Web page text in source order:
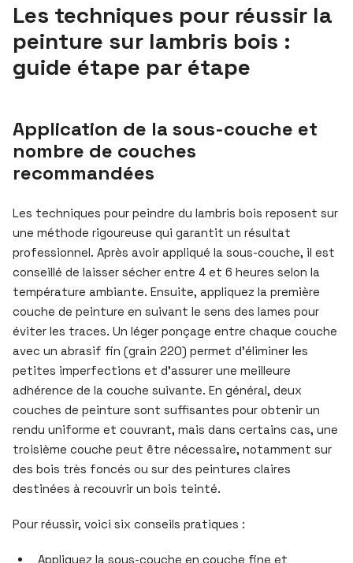
Les techniques pour réussir la
peinture sur lambris bois :
guide étape par étape
Application de la sous-couche et
nombre de couches
recommandées
Les techniques pour peindre du lambris bois reposent sur
une méthode rigoureuse qui garantit un résultat
professionnel. Après avoir appliqué la sous-couche, il est
conseillé de laisser sécher entre 4 et 6 heures selon la
température ambiante. Ensuite, appliquez la première
couche de peinture en suivant le sens des lames pour
éviter les traces. Un léger ponçage entre chaque couche
avec un abrasif fin (grain 220) permet d’éliminer les
petites imperfections et d’assurer une meilleure
adhérence de la couche suivante. En général, deux
couches de peinture sont suffisantes pour obtenir un
rendu uniforme et couvrant, mais dans certains cas, une
troisième couche peut être nécessaire, notamment sur
des bois très foncés ou sur des peintures claires
destinées à recouvrir un bois teinté.
Pour réussir, voici six conseils pratiques :
Appliquez la sous-couche en couche fine et